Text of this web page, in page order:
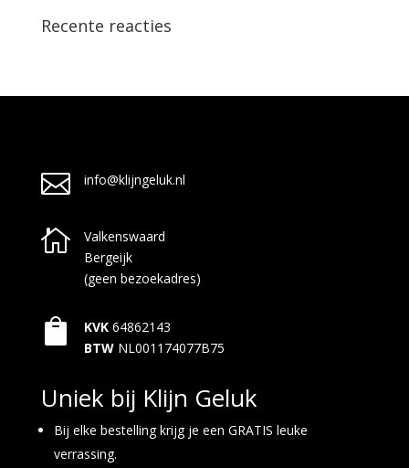
Recente reacties
 info@klijngeluk.nl

Valkenswaard
Bergeijk
(geen bezoekadres)
 KVK 64862143
BTW NL001174077B75
Uniek bij Klijn Geluk
Bij elke bestelling krijg je een GRATIS leuke
verrassing.